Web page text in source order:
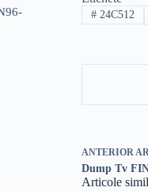
#24C512
ANTERIOR
Dump Tv
Articole